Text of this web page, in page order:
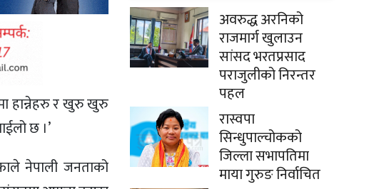
हान्नेहरु र खुरु खुरु
छ ।’
नेपाली जनताको
अवरुद्ध अरनिको
राजमार्ग खुलाउन
सांसद भरतप्रसाद
पराजुलीको निरन्तर
पहल
रास्वपा
सिन्धुपाल्चोकको
जिल्ला सभापतिमा
माया गुरुङ निर्वाचित